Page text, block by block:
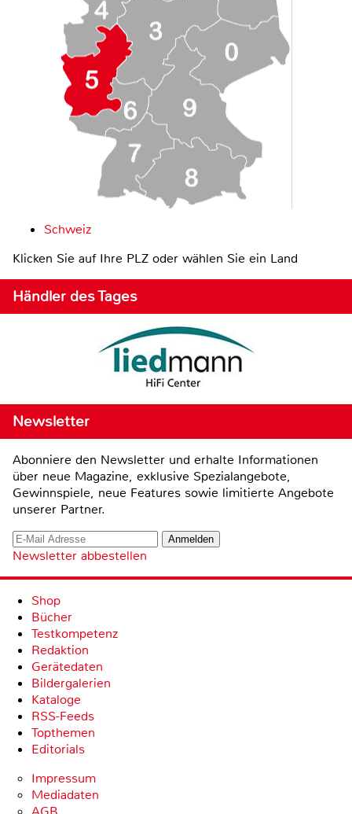
Schweiz
Klicken Sie auf Ihre PLZ oder wählen Sie ein Land
Händler des Tages
Newsletter
Abonniere den Newsletter und erhalte Informationen
über neue Magazine, exklusive Spezialangebote,
Gewinnspiele, neue Features sowie limitierte Angebote
unserer Partner.
Newsletter abbestellen
Shop
Bücher
Testkompetenz
Redaktion
Gerätedaten
Bildergalerien
Kataloge
RSS-Feeds
Topthemen
Editorials
Impressum
Mediadaten